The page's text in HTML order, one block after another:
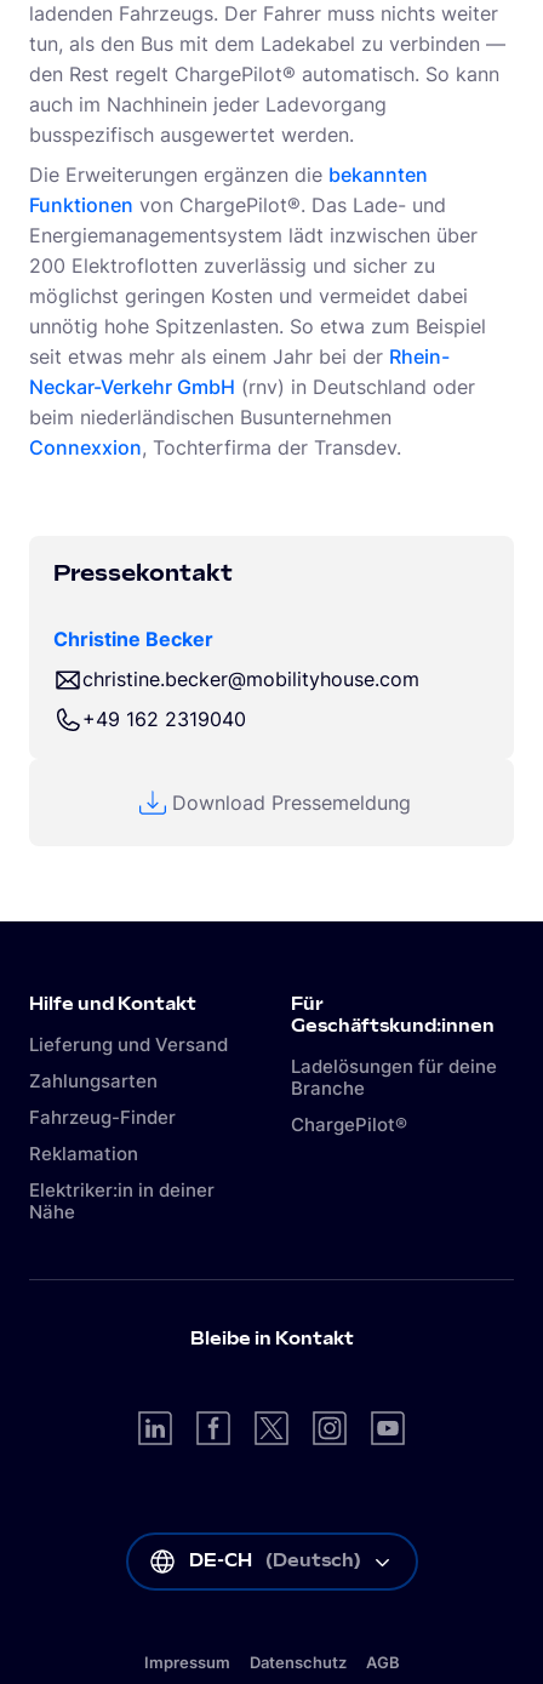
ladenden Fahrzeugs. Der Fahrer muss nichts weiter
tun, als den Bus mit dem Ladekabel zu verbinden —
den Rest regelt ChargePilot® automatisch. So kann
auch im Nachhinein jeder Ladevorgang
busspezifisch ausgewertet werden.
Die Erweiterungen ergänzen die bekannten
Funktionen von ChargePilot®. Das Lade- und
Energiemanagementsystem lädt inzwischen über
200 Elektroflotten zuverlässig und sicher zu
möglichst geringen Kosten und vermeidet dabei
unnötig hohe Spitzenlasten. So etwa zum Beispiel
seit etwas mehr als einem Jahr bei der Rhein-
Neckar-Verkehr GmbH (rnv) in Deutschland oder
beim niederländischen Busunternehmen
Connexxion, Tochterfirma der Transdev.
Pressekontakt
Christine Becker
christine.becker@mobilityhouse.com
+49 162 2319040
Download Pressemeldung
Hilfe und Kontakt
Lieferung und Versand
Zahlungsarten
Fahrzeug-Finder
Reklamation
Elektriker:in in deiner
Nähe
Für
Geschäftskund:innen
Ladelösungen für deine
Branche
ChargePilot®
Bleibe in Kontakt
DE-CH (Deutsch)
Impressum Datenschutz AGB